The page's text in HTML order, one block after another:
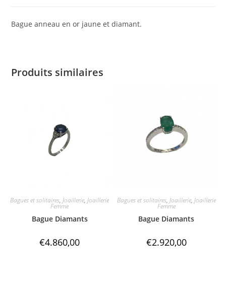
Bague anneau en or jaune et diamant.
Produits similaires
Bagues et solitaires,Joaillerie,Joaillerie
Femme
Bague Diamants
€4.860,00
Bagues et solitaires, Joaillerie, Joaillerie
Femme
Bague Diamants
€2.920,00